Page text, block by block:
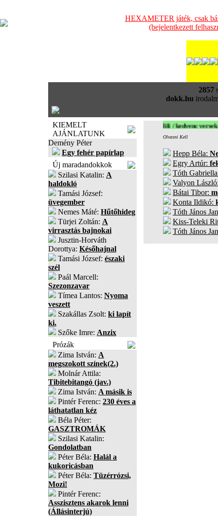
HEXAMETER játék, csak
(bejelentkezett
2857
dokk.hu
KIEMELT
AJÁNLATUNK
Demény Péter
Egy fehér papírlap
Új maradandokkok
Szilasi Katalin: A
haldokló
Tamási József:
üvegember
Nemes Máté: Hűtőhideg
Türjei Zoltán: A
virrasztás bajnokai
Jusztin-Horváth
Dorottya: Későhajnal
Tamási József: északi
szél
Paál Marcell:
Szezonzavar
Tímea Lantos: Nyoma
veszett
Szakállas Zsolt: ki lapít
ki.
Szőke Imre: Anzix
Prózák
Zima István: A
megszokott színek(2.)
Molnár Attila:
Tibitebitangó (jav.)
Zima István: A másik is
Pintér Ferenc: 230 éves a
láthatatlan kéz
Béla Péter:
GASZTROMÁK
Szilasi Katalin:
Gondolatban
Péter Béla: Halál a
kukoricásban
Péter Béla: Tüzérrózsi,
Mozi!
Pintér Ferenc:
Asszisztens akarok lenni
(Állásinterjú)
lili / kedvenc versek
Olvasni Kell
Hepp Béla:
Egry Artúr:
Tóth
Valyon
Bátai Tibor:
Konta Ildikó:
Tóth János
Kiss-Teleki
Tóth János